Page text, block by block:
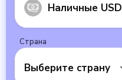
Наличные USD
Страна
Выберите страну